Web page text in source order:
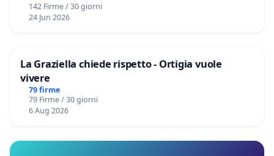
142 Firme / 30 giorni
24 Jun 2026
La Graziella chiede rispetto - Ortigia vuole
vivere
79 firme
79 Firme / 30 giorni
6 Aug 2026